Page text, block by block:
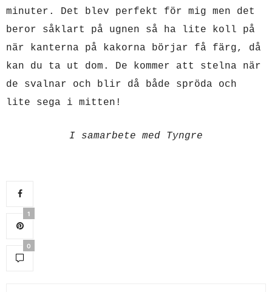
minuter. Det blev perfekt för mig men det
beror såklart på ugnen så ha lite koll på
när kanterna på kakorna börjar få färg, då
kan du ta ut dom. De kommer att stelna när
de svalnar och blir då både spröda och
lite sega i mitten!
I samarbete med Tyngre
1
0